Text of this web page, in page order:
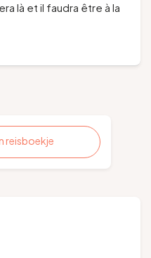
là et il faudra être à la
reisboekje